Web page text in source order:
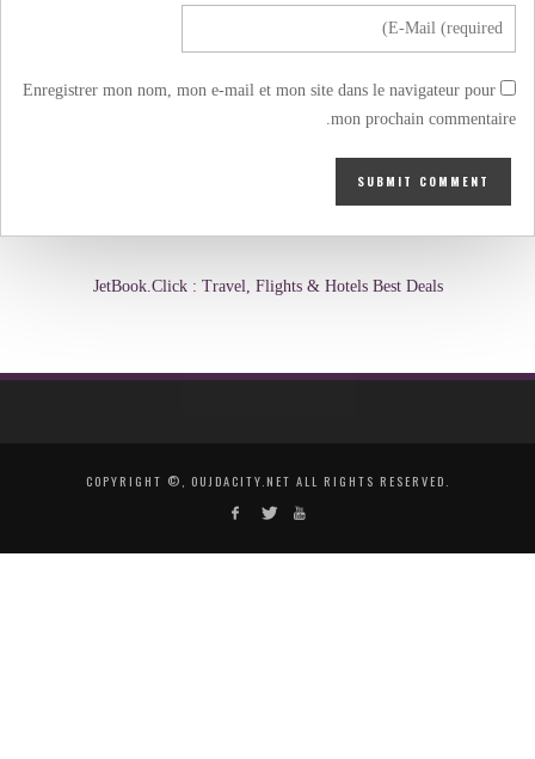
Enregistrer mon nom, mon e-mail et mon site dans le navigateur pour
mon prochain commentaire.
JetBook.Click : Travel, Flights & Hotels Best Deals
COPYRIGHT ©, OUJDACITY.NET ALL RIGHTS RESERVED.